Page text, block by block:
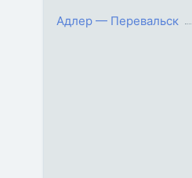
Адлер — Перевальск